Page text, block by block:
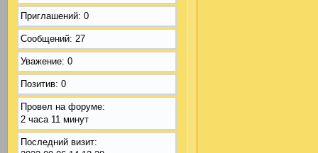
Приглашений: 0
Сообщений: 27
Уважение: 0
Позитив: 0
Провел на форуме:
2 часа 11 минут
Последний визит: